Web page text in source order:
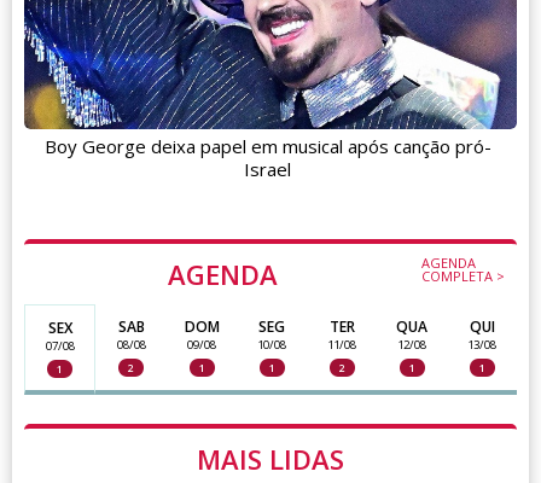
AGENDA AGENDA
COMPLETA >
SEX
07/08
1
SAB
08/08
2
DOM
09/08
1
SEG
10/08
1
TER
11/08
2
QUA
12/08
1
QUI
13/08
1
MAIS LIDAS
Boy George deixa papel em musical após canção pró-
Israel